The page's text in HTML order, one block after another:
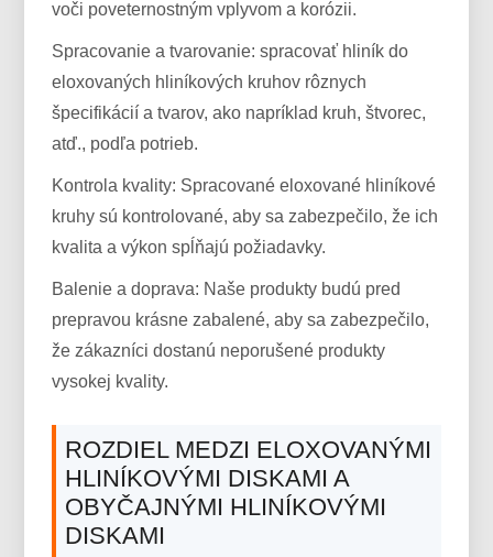
voči poveternostným vplyvom a korózii.
Spracovanie a tvarovanie: spracovať hliník do
eloxovaných hliníkových kruhov rôznych
špecifikácií a tvarov, ako napríklad kruh, štvorec,
atď., podľa potrieb.
Kontrola kvality: Spracované eloxované hliníkové
kruhy sú kontrolované, aby sa zabezpečilo, že ich
kvalita a výkon spĺňajú požiadavky.
Balenie a doprava: Naše produkty budú pred
prepravou krásne zabalené, aby sa zabezpečilo,
že zákazníci dostanú neporušené produkty
vysokej kvality.
ROZDIEL MEDZI ELOXOVANÝMI
HLINÍKOVÝMI DISKAMI A
OBYČAJNÝMI HLINÍKOVÝMI
DISKAMI